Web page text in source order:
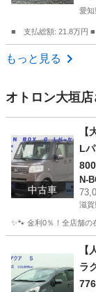
愛知
■ 支払総額: 21.8万円
愛知 江南市
もっと見る
オトロン大垣店
中古車
L
N-
滋賀
✨🐾 金利0％！全店舗
近江八幡市
ラ